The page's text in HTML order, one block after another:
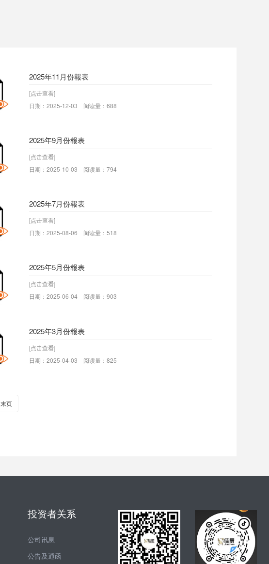
2025年11月份報表
[点击查看]
日期：2025-12-03 阅读量：688
2025年9月份報表
[点击查看]
日期：2025-10-03 阅读量：794
2025年7月份報表
[点击查看]
日期：2025-08-06 阅读量：518
2025年5月份報表
[点击查看]
日期：2025-06-04 阅读量：903
2025年3月份報表
[点击查看]
日期：2025-04-03 阅读量：825
末页
投资者关系
公司讯息
公告及通函